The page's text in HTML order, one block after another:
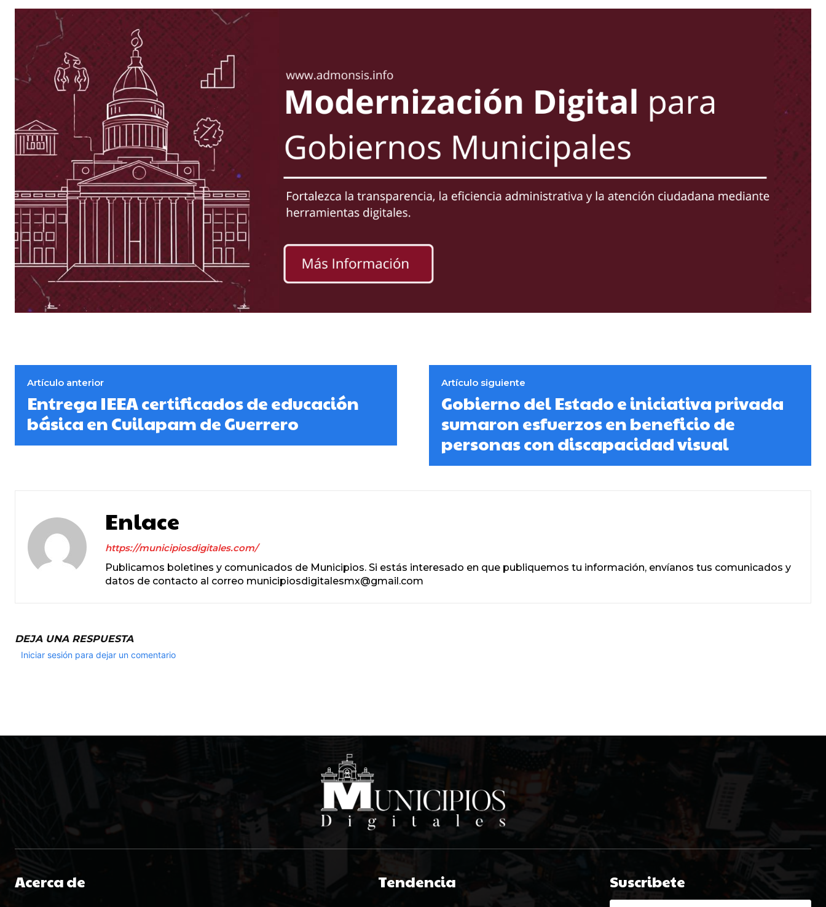
Artículo anterior
Entrega IEEA certificados de educación
básica en Cuilapam de Guerrero
Artículo siguiente
Gobierno del Estado e iniciativa privada
sumaron esfuerzos en beneficio de
personas con discapacidad visual
Enlace
https://municipiosdigitales.com/
Publicamos boletines y comunicados de Municipios. Si estás interesado en que publiquemos tu información, envíanos tus comunicados y
datos de contacto al correo municipiosdigitalesmx@gmail.com
DEJA UNA RESPUESTA
Iniciar sesión para dejar un comentario
Acerca de Tendencia Suscribete